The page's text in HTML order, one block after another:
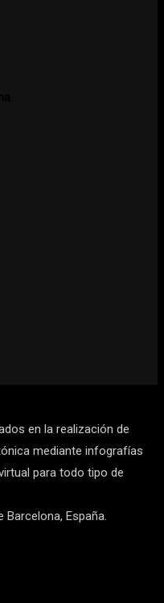
en la realización de
mediante infografías
para todo tipo de
España.